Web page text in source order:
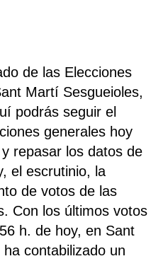
de las Elecciones
Martí Sesgueioles,
podrás seguir el
generales hoy
repasar los datos de
el escrutinio, la
de votos de las
Con los últimos votos
h. de hoy, en Sant
contabilizado un